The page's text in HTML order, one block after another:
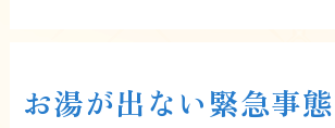
お湯が出ない緊急事